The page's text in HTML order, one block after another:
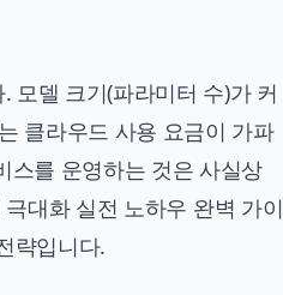
모델 크기(파라미터 수)가 커
클라우드 사용 요금이 가파
스를 운영하는 것은 사실상
대화 실전 노하우 완벽 가이
략입니다.